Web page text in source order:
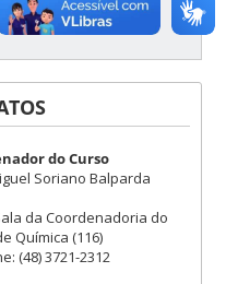
e Comunicação
do Curso
Soriano Balparda
da Coordenadoria do
Química (116)
(48) 3721-2312